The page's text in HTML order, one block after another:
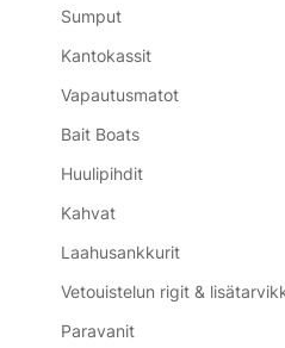
Sumput
Kantokassit
Vapautusmatot
Bait Boats
Huulipihdit
Kahvat
Laahusankkurit
Vetouistelun rigit &
Paravanit